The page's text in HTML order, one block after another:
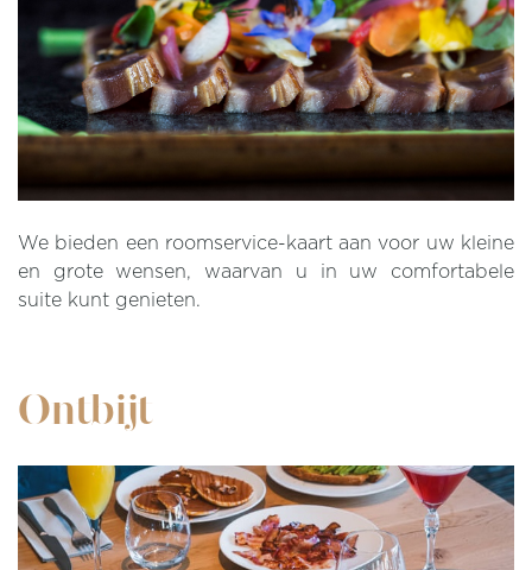
We bieden een roomservice-kaart aan voor uw kleine
en grote wensen, waarvan u in uw comfortabele
suite kunt genieten.
Ontbijt